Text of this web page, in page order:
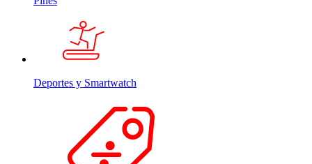
Deportes y Smartwatch